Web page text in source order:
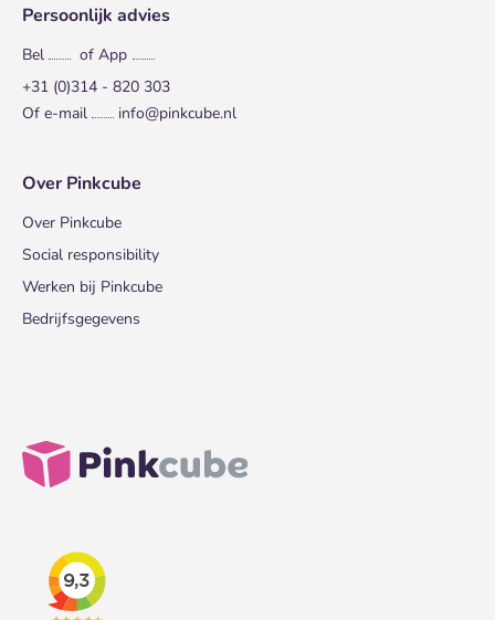
Persoonlijk advies
Bel
of App
+31 (0)314 - 820 303
Of e-mail
info@pinkcube.nl
Over Pinkcube
Over Pinkcube
Social responsibility
Werken bij Pinkcube
Bedrijfsgegevens